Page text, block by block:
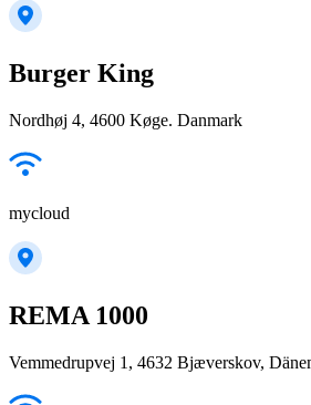
Burger King
Nordhøj 4, 4600 Køge. Danmark
mycloud
REMA 1000
Vemmedrupvej 1, 4632 Bjæverskov,